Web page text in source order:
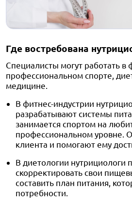
Где востребована
Специалисты могут работать в
профессиональном спорте,
медицине.
В фитнес-индустрии
разрабатывают системы
занимается спортом на
профессиональном уровне.
клиента и помогают ему
В диетологии
скорректировать свои
составить план питания,
потребности.